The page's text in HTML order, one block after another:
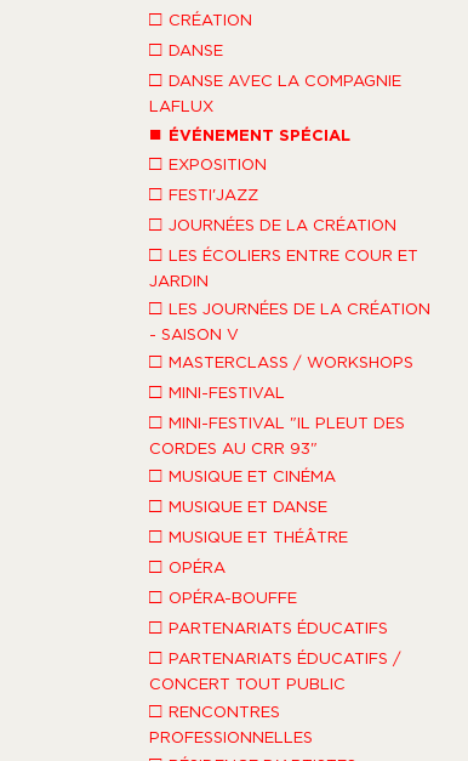
□ CRÉATION
□ DANSE
□ DANSE AVEC LA COMPAGNIE
LAFLUX
■ ÉVÉNEMENT SPÉCIAL
□ EXPOSITION
□ FESTI'JAZZ
□ JOURNÉES DE LA CRÉATION
□ LES ÉCOLIERS ENTRE COUR ET
JARDIN
□ LES JOURNÉES DE LA CRÉATION
- SAISON V
□ MASTERCLASS / WORKSHOPS
□ MINI-FESTIVAL
□ MINI-FESTIVAL "IL PLEUT DES
CORDES AU CRR 93"
□ MUSIQUE ET CINÉMA
□ MUSIQUE ET DANSE
□ MUSIQUE ET THÉÂTRE
□ OPÉRA
□ OPÉRA-BOUFFE
□ PARTENARIATS ÉDUCATIFS
□ PARTENARIATS ÉDUCATIFS /
CONCERT TOUT PUBLIC
□ RENCONTRES
PROFESSIONNELLES